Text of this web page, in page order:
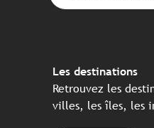
Les destinations
Retrouvez les
villes, les îles, les